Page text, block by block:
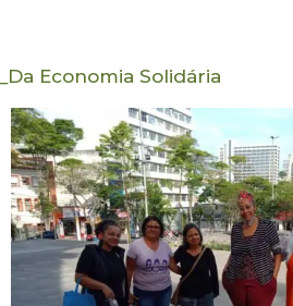
Da Economia Solidária